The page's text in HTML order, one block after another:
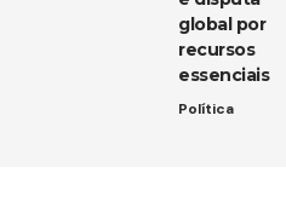
global por
recursos
essenciais
Política